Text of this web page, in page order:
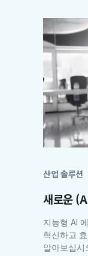
산업 솔루션
새로운
지능형 AI
혁신하고
알아보십시